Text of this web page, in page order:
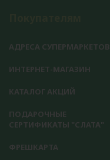
АДРЕСА СУПЕРМАРКЕТОВ
ИНТЕРНЕТ-МАГАЗИН
КАТАЛОГ АКЦИЙ
ПОДАРОЧНЫЕ
СЕРТИФИКАТЫ "СЛАТА"
ФРЕШКАРТА